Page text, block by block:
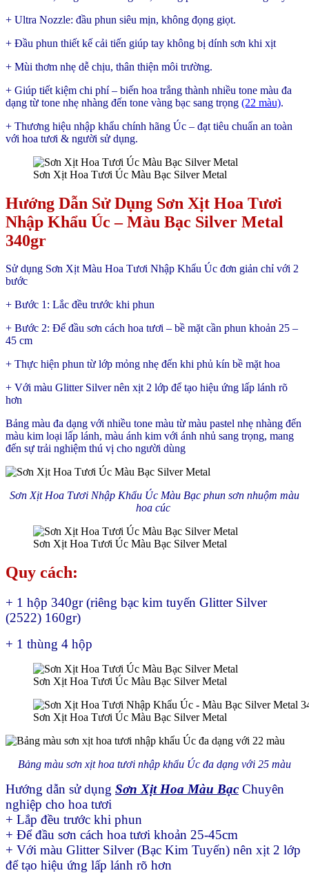
+ Ultra Nozzle: đầu phun siêu mịn, không đọng giọt.
+ Đầu phun thiết kế cải tiến giúp tay không bị dính sơn khi xịt
+ Mùi thơm nhẹ dễ chịu, thân thiện môi trường.
+ Giúp tiết kiệm chi phí – biến hoa trắng thành nhiều tone màu đa
dạng từ tone nhẹ nhàng đến tone vàng bạc sang trọng (22 màu).
+ Thương hiệu nhập khẩu chính hãng Úc – đạt tiêu chuẩn an toàn
với hoa tươi & người sử dụng.
Sơn Xịt Hoa Tươi Úc Màu Bạc Silver Metal
Hướng Dẫn Sử Dụng Sơn Xịt Hoa Tươi
Nhập Khẩu Úc – Màu Bạc Silver Metal
340gr
Sử dụng Sơn Xịt Màu Hoa Tươi Nhập Khẩu Úc đơn giản chỉ với 2
bước
+ Bước 1: Lắc đều trước khi phun
+ Bước 2: Để đầu sơn cách hoa tươi – bề mặt cần phun khoản 25 –
45 cm
+ Thực hiện phun từ lớp mỏng nhẹ đến khi phủ kín bề mặt hoa
+ Với màu Glitter Silver nên xịt 2 lớp để tạo hiệu ứng lấp lánh rõ
hơn
Bảng màu đa dạng với nhiều tone màu từ màu pastel nhẹ nhàng đến
màu kim loại lấp lánh, màu ánh kim với ánh nhủ sang trọng, mang
đến sự trải nghiệm thú vị cho người dùng
Sơn Xịt Hoa Tươi Nhập Khẩu Úc Màu Bạc phun sơn nhuộm màu
hoa cúc
Sơn Xịt Hoa Tươi Úc Màu Bạc Silver Metal
Quy cách:
+ 1 hộp 340gr (riêng bạc kim tuyến Glitter Silver
(2522) 160gr)
+ 1 thùng 4 hộp
Sơn Xịt Hoa Tươi Úc Màu Bạc Silver Metal
Sơn Xịt Hoa Tươi Úc Màu Bạc Silver Metal
Bảng màu sơn xịt hoa tươi nhập khẩu Úc đa dạng với 25 màu
Hướng dẫn sử dụng Sơn Xịt Hoa Màu Bạc Chuyên
nghiệp cho hoa tươi
+ Lắp đều trước khi phun
+ Để đầu sơn cách hoa tươi khoản 25-45cm
+ Với màu Glitter Silver (Bạc Kim Tuyến) nên xịt 2 lớp
để tạo hiệu ứng lấp lánh rõ hơn